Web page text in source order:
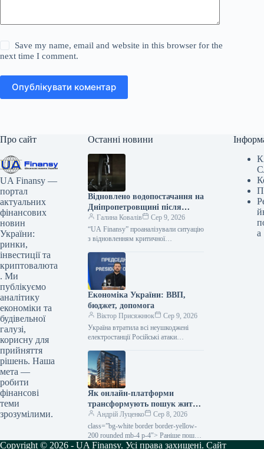
Save my name, email and website in this browser for the
next time I comment.
Опублікувати коментар
Про сайт
UA Finansy —
портал
актуальних
фінансових
новин
України:
ринки,
інвестиції та
криптовалюта
. Ми
публікуємо
аналітику
економіки та
будівельної
галузі,
корисну для
прийняття
рішень. Наша
мета —
робити
фінансові
теми
зрозумілими.
Останні новини
Відновлено водопостачання на
Дніпропетровщині після
аварії
Галина Ковалів
Сер 9, 2026
“UA Finansy” проаналізували ситуацію
з відновленням критичної
де нещодавно сталася серйозна аварія
на водогоні. Цей інцидент призвів…
Економіка України: ВВП,
бюджет, допомога
Віктор Присяжнюк
Сер 9, 2026
Україна втратила всі неушкоджені
електростанції Російські атаки
електростанцію на території України.
Про це заявив Президент
Володимир…
Як онлайн-платформи
трансформують пошук житла
в Україні
Андрій Луценко
Сер 8, 2026
class=”bg-white border border-yellow-
200 rounded mb-4 p-4″> Раніше пошук
помешкання у новобудові нерідко
а
Copyright © 2026 - UA Finansy. Усі права захищені. Сайт